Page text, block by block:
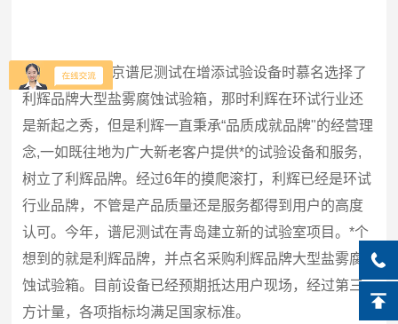
2010年，北京谱尼测试在增添试验设备时慕名选择了
利辉品牌大型盐雾腐蚀试验箱，那时利辉在环试行业还
是新起之秀，但是利辉一直秉承“品质成就品牌"的经营理
念,一如既往地为广大新老客户提供*的试验设备和服务,
树立了利辉品牌。经过6年的摸爬滚打，利辉已经是环试
行业品牌，不管是产品质量还是服务都得到用户的高度
认可。今年，谱尼测试在青岛建立新的试验室项目。*个
想到的就是利辉品牌，并点名采购利辉品牌大型盐雾腐
蚀试验箱。目前设备已经预期抵达用户现场，经过第三
方计量，各项指标均满足国家标准。